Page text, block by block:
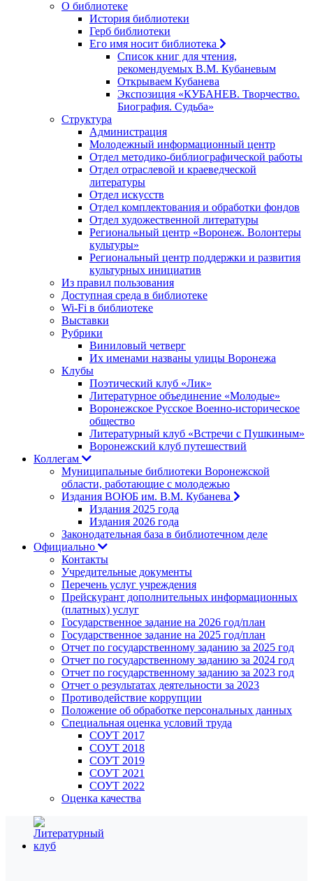
О библиотеке
История библиотеки
Герб библиотеки
Его имя носит библиотека
Список книг для чтения,
рекомендуемых В.М. Кубаневым
Открываем Кубанева
Экспозиция «КУБАНЕВ. Творчество.
Биография. Судьба»
Структура
Администрация
Молодежный информационный центр
Отдел методико-библиографической работы
Отдел отраслевой и краеведческой
литературы
Отдел искусств
Отдел комплектования и обработки фондов
Отдел художественной литературы
Региональный центр «Воронеж. Волонтеры
культуры»
Региональный центр поддержки и развития
культурных инициатив
Из правил пользования
Доступная среда в библиотеке
Wi-Fi в библиотеке
Выставки
Рубрики
Виниловый четверг
Их именами названы улицы Воронежа
Клубы
Поэтический клуб «Лик»
Литературное объединение «Молодые»
Воронежское Русское Военно-историческое
общество
Литературный клуб «Встречи с Пушкиным»
Воронежский клуб путешествий
Коллегам
Муниципальные библиотеки Воронежской
области, работающие с молодежью
Издания ВОЮБ им. В.М. Кубанева
Издания 2025 года
Издания 2026 года
Законодательная база в библиотечном деле
Официально
Контакты
Учредительные документы
Перечень услуг учреждения
Прейскурант дополнительных информационных
(платных) услуг
Государственное задание на 2026 год/план
Государственное задание на 2025 год/план
Отчет по государственному заданию за 2025 год
Отчет по государственному заданию за 2024 год
Отчет по государственному заданию за 2023 год
Отчет о результатах деятельности за 2023
Противодействие коррупции
Положение об обработке персональных данных
Специальная оценка условий труда
СОУТ 2017
СОУТ 2018
СОУТ 2019
СОУТ 2021
СОУТ 2022
Оценка качества